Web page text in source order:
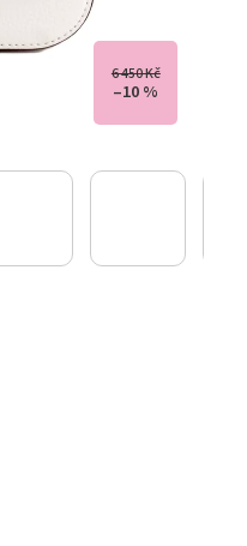
6 450 Kč
–10 %